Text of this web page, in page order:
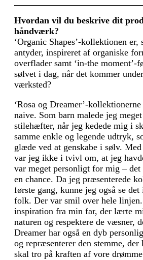
Hvordan vil du beskrive dit
håndværk?
‘Organic Shapes’-kollektionen er,
antyder, inspireret af organiske
overflader samt ‘in-the moment’-
sølvet i dag, når det kommer
værksted?
‘Rosa og Dreamer’-
naive. Som barn malede jeg
stilehæfter, når jeg kedede mig i
samme enkle og legende udtryk,
glæde ved at genskabe i sølv.
var jeg ikke i tvivl om, at jeg
var meget personligt for mig –
en chance. Da jeg præsenterede
første gang, kunne jeg også se det
folk. Der var smil over hele
inspiration fra min far, der lærte
naturen og respektere de væsner,
Dreamer har også en dyb
og repræsenterer den stemme,
skal tro på kraften af vore